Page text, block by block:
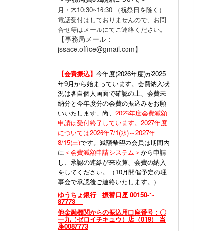
月・木10:30~16:30 （祝祭日を除く）
電話受付はしておりませんので、お問
合せ等はメールにてご連絡ください。
【事務局メール：
jssace.office@gmail.com】
【会費振込】 今年度(2026年度)が2025
年9月から始まっています。会費納入状
況は各自個人画面で確認の上、会費未
納分と今年度分の会費の振込みをお願
いいたします。尚、 2026年度会費減額
申請は受付終了しています。2027年度
については2026年7/1(水)～2027年
8/15(土)です。減額希望の会員は期間内
に ＜会費減額申請システム＞から申請
し、承認の連絡が来次第、会費の納入
をしてください。（10月開催予定の理
事会で承認後ご連絡いたします。）
ゆうちょ銀行 振替口座 00150-1-
87773
他金融機関からの振込用口座番号：〇
一九（ゼロイチキュウ）店（019） 当
座0087773